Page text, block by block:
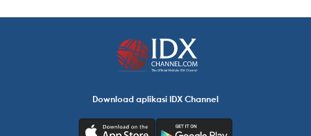
Download aplikasi IDX Channel